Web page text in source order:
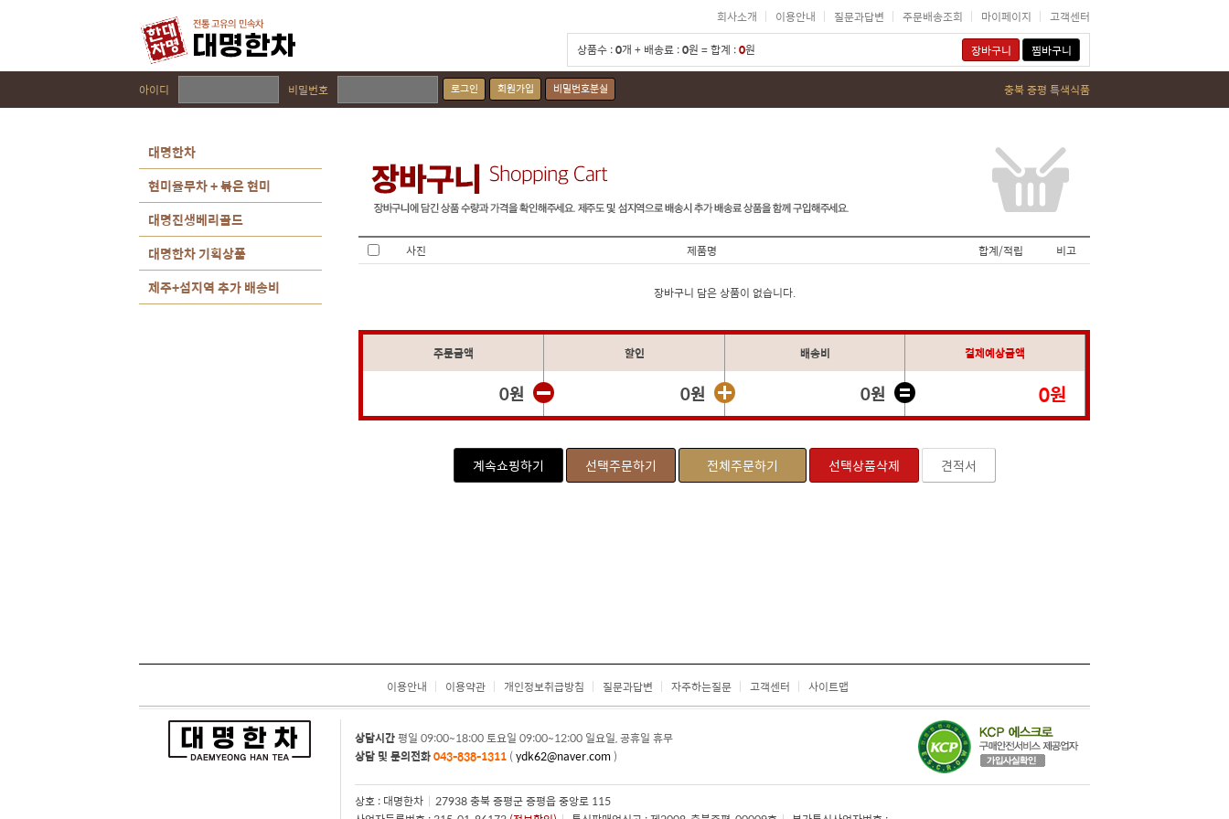
회사소개 이용안내 질문과답변 주문배송조회 마이페이지
고객센터
상품수 :0개 + 배송료 :0원 = 합계 :0원 장바구니 찜바구니
아이디 비밀번호 로그인 회원가입 비밀번호분실 충북 증평 특색식품
대명한차
현미율무차 + 볶은 현미
대명진생베리골드
대명한차 기획상품
제주+섬지역 추가 배송비
사진 제품명 합계/적립 비고
장바구니 담은 상품이 없습니다.
주문금액 할인 배송비 결제예상금액
0원 0원 0원 0원
계속쇼핑하기 선택주문하기 전체주문하기 선택상품삭제 견적서
이용안내 이용약관 개인정보취급방침 질문과답변 자주하는질문 고객센터 사이트맵
상담시간평일 09:00~18:00 토요일 09:00~12:00 일요일, 공휴일 휴무
상담 및 문의전화043-838-1311 (ydk62@naver.com )
상호 : 대명한차 | 27938 충북 증평군 증평읍 중앙로 115